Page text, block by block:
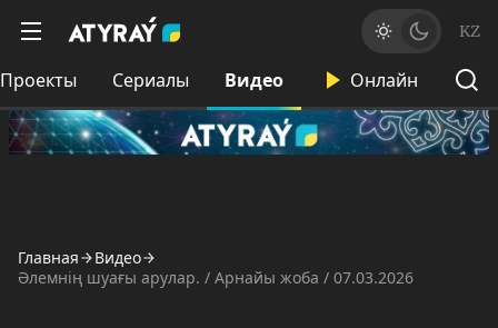
KZ
Проекты Сериалы Видео Онлайн
Главная
Видео
Әлемнің шуағы арулар. / Арнайы жоба / 07.03.2026